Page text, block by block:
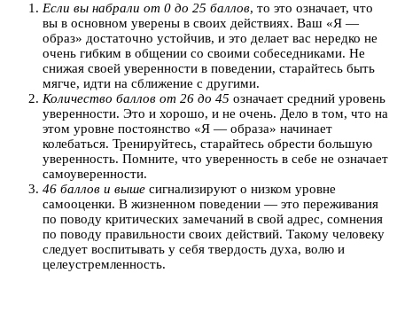
Если вы набрали от 0 до 25 баллов, то это означает, что
вы в основном уверены в своих действиях. Ваш «Я —
образ» достаточно устойчив, и это делает вас нередко не
очень гибким в общении со своими собеседниками. Не
снижая своей уверенности в поведении, старайтесь быть
мягче, идти на сближение с другими.
Количество баллов от 26 до 45 означает средний уровень
уверенности. Это и хорошо, и не очень. Дело в том, что на
этом уровне постоянство «Я — образа» начинает
колебаться. Тренируйтесь, старайтесь обрести большую
уверенность. Помните, что уверенность в себе не означает
самоуверенности.
46 баллов и выше сигнализируют о низком уровне
самооценки. В жизненном поведении — это переживания
по поводу критических замечаний в свой адрес, сомнения
по поводу правильности своих действий. Такому человеку
следует воспитывать у себя твердость духа, волю и
целеустремленность.